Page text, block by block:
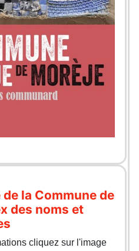
la Commune de
des noms et
cliquez sur l'image